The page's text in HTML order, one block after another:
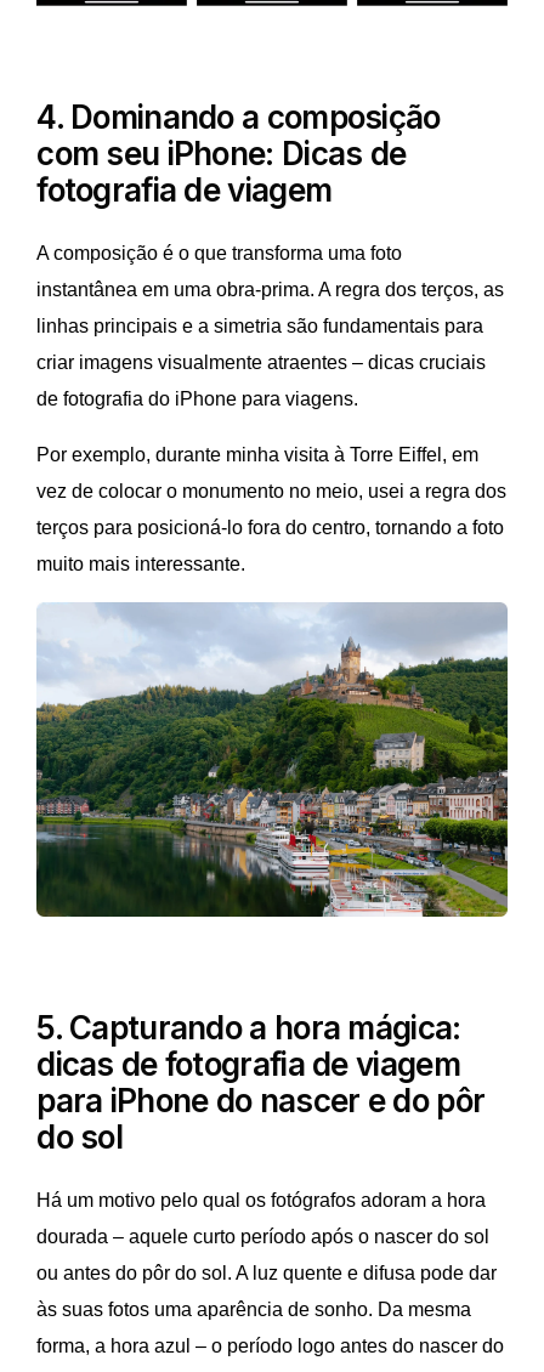
4. Dominando a composição
com seu iPhone: Dicas de
fotografia de viagem
A composição é o que transforma uma foto
instantânea em uma obra-prima. A regra dos terços, as
linhas principais e a simetria são fundamentais para
criar imagens visualmente atraentes – dicas cruciais
de fotografia do iPhone para viagens.
Por exemplo, durante minha visita à Torre Eiffel, em
vez de colocar o monumento no meio, usei a regra dos
terços para posicioná-lo fora do centro, tornando a foto
muito mais interessante.
5. Capturando a hora mágica:
dicas de fotografia de viagem
para iPhone do nascer e do pôr
do sol
Há um motivo pelo qual os fotógrafos adoram a hora
dourada – aquele curto período após o nascer do sol
ou antes do pôr do sol. A luz quente e difusa pode dar
às suas fotos uma aparência de sonho. Da mesma
forma, a hora azul – o período logo antes do nascer do